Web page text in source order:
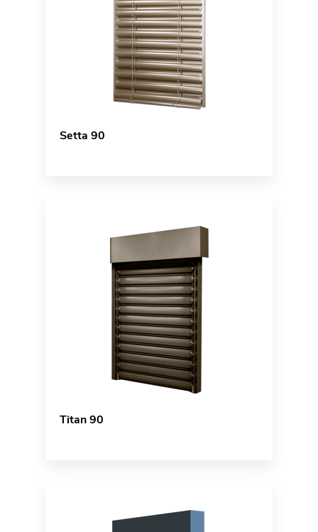
Setta 90
Titan 90